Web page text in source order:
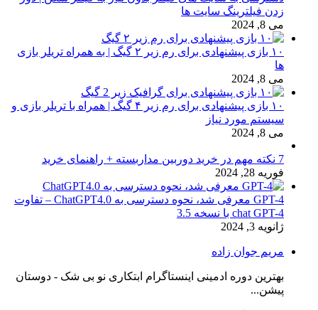
زدن فیلترینگ سایت ها
می 8, 2024
۱۰ بازی پیشنهادی برای رم زیر ۲ گیگ | به همراه تریلر بازی
ها
می 8, 2024
۱۰ بازی پیشنهادی برای رم زیر ۴ گیگ | همراه با تریلر بازی و
سیستم مورد نیاز
می 8, 2024
7 نکته مهم در خرید دوربین مداربسته + راهنمای خرید
فوریه 28, 2024
GPT-4 معرفی شد، نحوه دسترسی به ChatGPT4.0 – تفاوت
chat GPT-4 با نسخه 3.5
ژانویه 3, 2024
مریم جوان زاده
بهترین دوره ادمینی اینستاگرام ابتکاری نو بی شک - دوستان
پیشن...